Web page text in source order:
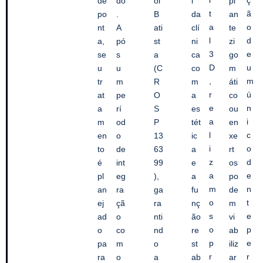
po
nt
a,
se
u
tr
at
a
m
en
to
é
pl
an
ej
ad
o
pa
ra
A
pó
s
u
m
pe
rí
od
o
de
int
eg
ra
çã
o
co
m
o
B
ati
st
a
(C
R
O
S
P
13
63
99
),
ga
ra
nti
nd
o
a
t
a
l
3
D
r
e
a
l
i
z
a
m
o
s
o
p
r
da
clí
ni
ca
co
m
a
es
tét
ic
a
e
a
fu
nç
ão
re
st
ab
ã
o
d
e
u
m
ú
n
i
c
o
d
e
n
t
e
p
e
r
an
te
zi
go
m
áti
co
ou
en
xe
rt
os
po
de
m
vi
ab
iliz
ar